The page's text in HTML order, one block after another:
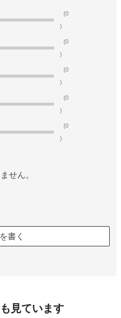
(0
)
(0
)
(0
)
(0
)
(0
)
せん。
書く
見ています